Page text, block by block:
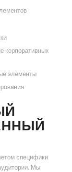
корпоративных
элементы
специфики
Мы